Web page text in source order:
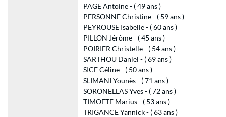
PAGE Antoine - ( 49 ans )
PERSONNE Christine - ( 59 ans )
PEYROUSE Isabelle - ( 60 ans )
PILLON Jérôme - ( 45 ans )
POIRIER Christelle - ( 54 ans )
SARTHOU Daniel - ( 69 ans )
SICE Céline - ( 50 ans )
SLIMANI Younès - ( 71 ans )
SORONELLAS Yves - ( 72 ans )
TIMOFTE Marius - ( 53 ans )
TRIGANCE Yannick - ( 63 ans )